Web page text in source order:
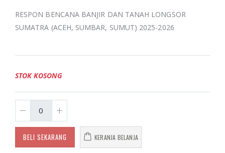
RESPON BENCANA BANJIR DAN TANAH LONGSOR
SUMATRA (ACEH, SUMBAR, SUMUT) 2025-2026
STOK KOSONG
BELI SEKARANG KERANJA BELANJA
ISLAM
BERKEMAJUAN